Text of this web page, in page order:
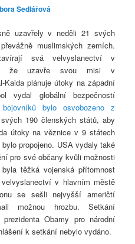
Sedlářová
uzavřely v neděli 21 svých
muslimských zemích.
svá velvyslanectví v
že uzavře svou misi v
Kaida plánuje útoky na západní
vydal globální bezpečností
bylo osvobozeno z
190 členských států, aby
útoky na věznice v 9 státech
propojeno. USA vydaly také
pro své občany kvůli možnosti
těžká vojenská přítomnost
v hlavním městě
se sešli nejvyšší američtí
možnou hrozbu. Setkání
Obamy pro národní
k setkání nebylo vydáno.